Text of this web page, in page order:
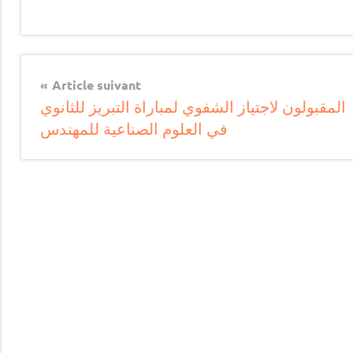
Article suivant
المقبولون لاجتياز الشفوي لمباراة التبريز للثانوي
في العلوم الصناعية للمهندس